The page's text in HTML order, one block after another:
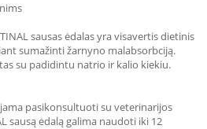
sausas ėdalas yra visavertis dietinis
sumažinti žarnyno malabsorbciją.
su padidintu natrio ir kalio kiekiu.
pasikonsultuoti su veterinarijos
sausą ėdalą galima naudoti iki 12